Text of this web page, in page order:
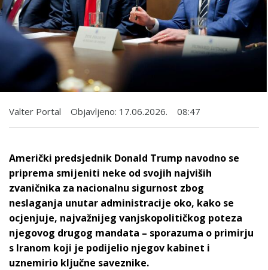
Valter Portal Objavljeno: 17.06.2026. 08:47
Američki predsjednik Donald Trump navodno se
priprema smijeniti neke od svojih najviših
zvaničnika za nacionalnu sigurnost zbog
neslaganja unutar administracije oko, kako se
ocjenjuje, najvažnijeg vanjskopolitičkog poteza
njegovog drugog mandata – sporazuma o primirju
s Iranom koji je podijelio njegov kabinet i
uznemirio ključne saveznike.